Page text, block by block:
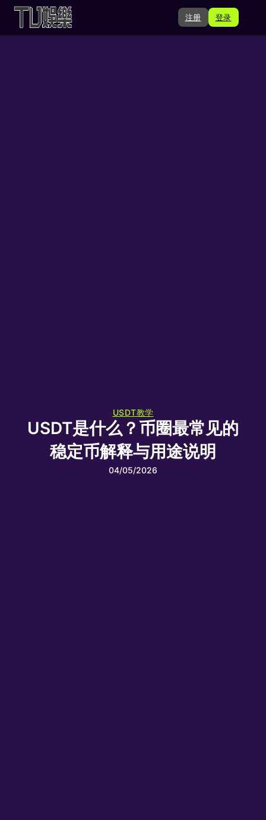
注册 登录
USDT教学
USDT是什么？币圈最常见的
稳定币解释与用途说明
04/05/2026